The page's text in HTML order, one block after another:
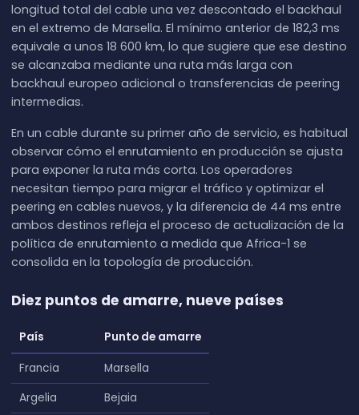
longitud total del cable una vez descontado el backhaul
en el extremo de Marsella. El mínimo anterior de 182,3 ms
equivale a unos 18 600 km, lo que sugiere que ese destino
se alcanzaba mediante una ruta más larga con
backhaul europeo adicional o transferencias de peering
intermedias.
En un cable durante su primer año de servicio, es habitual
observar cómo el enrutamiento en producción se ajusta
para exponer la ruta más corta. Los operadores
necesitan tiempo para migrar el tráfico y optimizar el
peering en cables nuevos, y la diferencia de 44 ms entre
ambos destinos refleja el proceso de actualización de la
política de enrutamiento a medida que Africa-1 se
consolida en la topología de producción.
Diez puntos de amarre, nueve países
País Punto de amarre
Francia
Marsella
Argelia
Bejaia